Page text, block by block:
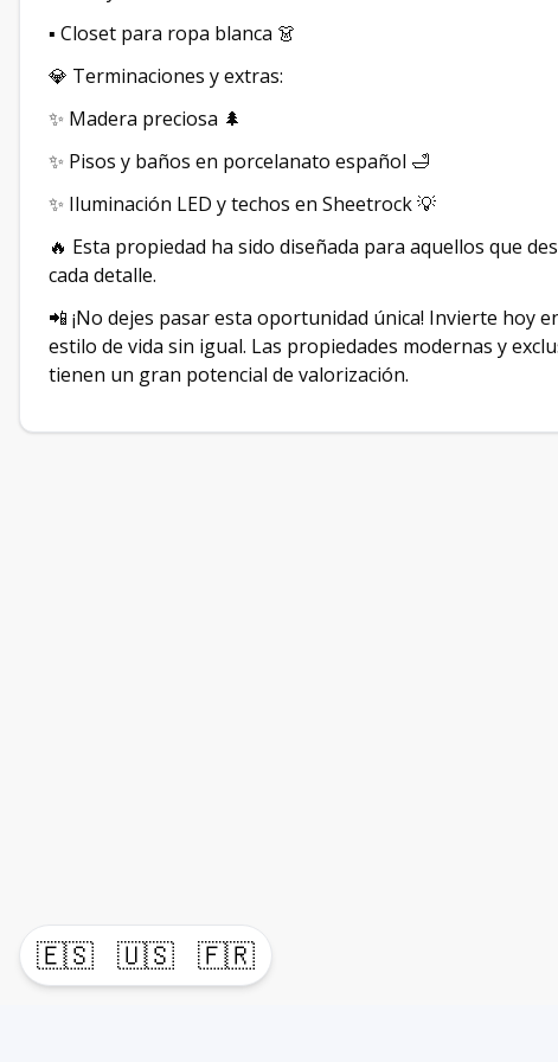
🇪🇸 🇺🇸 🇫🇷
▪️ Closet para ropa blanca 👗
💎 Terminaciones y extras:
✨ Madera preciosa 🌲
✨ Pisos y baños en porcelanato español 🛁
✨ Iluminación LED y techos en Sheetrock 💡
🔥 Esta propiedad ha sido diseñada para aquellos que
cada detalle.
📲 ¡No dejes pasar esta oportunidad única! Invierte hoy
estilo de vida sin igual. Las propiedades modernas y
tienen un gran potencial de valorización.